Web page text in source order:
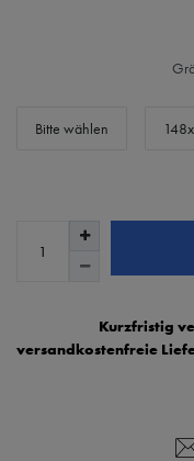
Bitte wählen
Kurzfristig
versandkostenfreie